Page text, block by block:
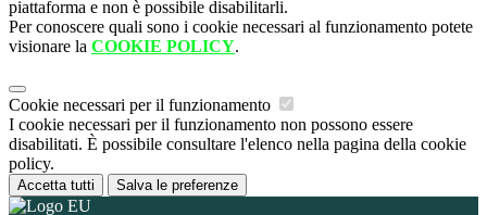
piattaforma e non è possibile disabilitarli.
Per conoscere quali sono i cookie necessari al funzionamento potete
visionare la COOKIE POLICY.
Cookie necessari per il funzionamento
I cookie necessari per il funzionamento non possono essere
disabilitati. È possibile consultare l'elenco nella pagina della cookie
policy.
Accetta tutti Salva le preferenze